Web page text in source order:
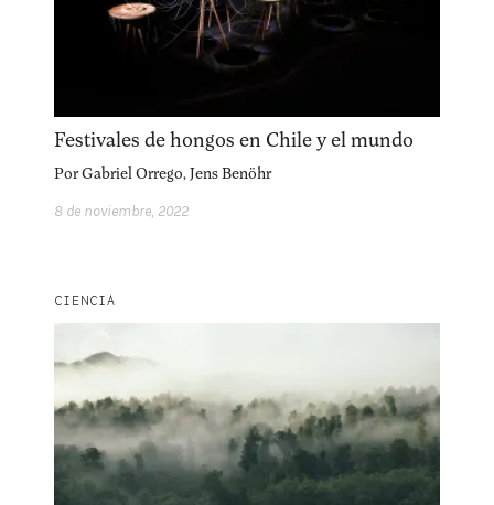
Festivales de hongos en Chile y el mundo
PorGabriel Orrego,Jens Benöhr
8 de noviembre, 2022
CIENCIA
facebook instagram
equipo